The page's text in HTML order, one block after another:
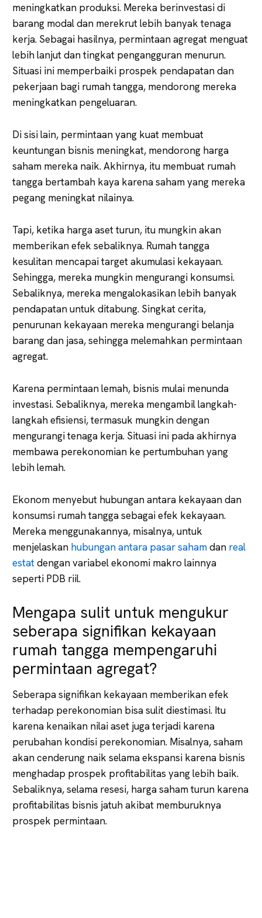
meningkatkan produksi. Mereka berinvestasi di
barang modal dan merekrut lebih banyak tenaga
kerja. Sebagai hasilnya, permintaan agregat menguat
lebih lanjut dan tingkat pengangguran menurun.
Situasi ini memperbaiki prospek pendapatan dan
pekerjaan bagi rumah tangga, mendorong mereka
meningkatkan pengeluaran.
Di sisi lain, permintaan yang kuat membuat
keuntungan bisnis meningkat, mendorong harga
saham mereka naik. Akhirnya, itu membuat rumah
tangga bertambah kaya karena saham yang mereka
pegang meningkat nilainya.
Tapi, ketika harga aset turun, itu mungkin akan
memberikan efek sebaliknya. Rumah tangga
kesulitan mencapai target akumulasi kekayaan.
Sehingga, mereka mungkin mengurangi konsumsi.
Sebaliknya, mereka mengalokasikan lebih banyak
pendapatan untuk ditabung. Singkat cerita,
penurunan kekayaan mereka mengurangi belanja
barang dan jasa, sehingga melemahkan permintaan
agregat.
Karena permintaan lemah, bisnis mulai menunda
investasi. Sebaliknya, mereka mengambil langkah-
langkah efisiensi, termasuk mungkin dengan
mengurangi tenaga kerja. Situasi ini pada akhirnya
membawa perekonomian ke pertumbuhan yang
lebih lemah.
Ekonom menyebut hubungan antara kekayaan dan
konsumsi rumah tangga sebagai efek kekayaan.
Mereka menggunakannya, misalnya, untuk
menjelaskan hubungan antara pasar sahamdan real
estatdengan variabel ekonomi makro lainnya
seperti PDB riil.
Mengapa sulit untuk mengukur
seberapa signifikan kekayaan
rumah tangga mempengaruhi
permintaan agregat?
Seberapa signifikan kekayaan memberikan efek
terhadap perekonomian bisa sulit diestimasi. Itu
karena kenaikan nilai aset juga terjadi karena
perubahan kondisi perekonomian. Misalnya, saham
akan cenderung naik selama ekspansi karena bisnis
menghadap prospek profitabilitas yang lebih baik.
Sebaliknya, selama resesi, harga saham turun karena
profitabilitas bisnis jatuh akibat memburuknya
prospek permintaan.